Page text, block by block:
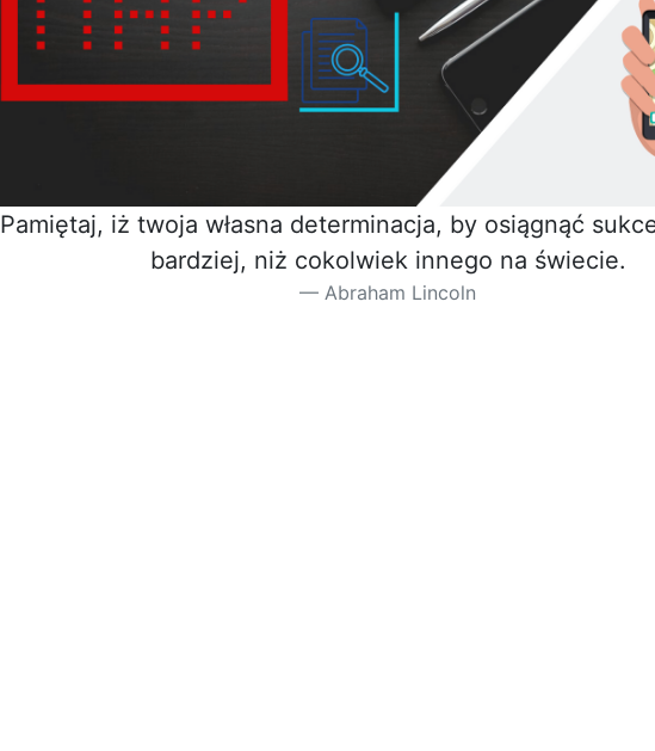
Pamiętaj, iż twoja własna determinacja, by osiągnąć
bardziej, niż cokolwiek innego na świecie.
Abraham Lincoln